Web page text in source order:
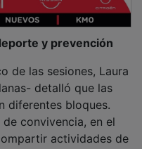
detalló que las
diferentes bloques.
convivencia, en el
actividades de
el objetivo de crear